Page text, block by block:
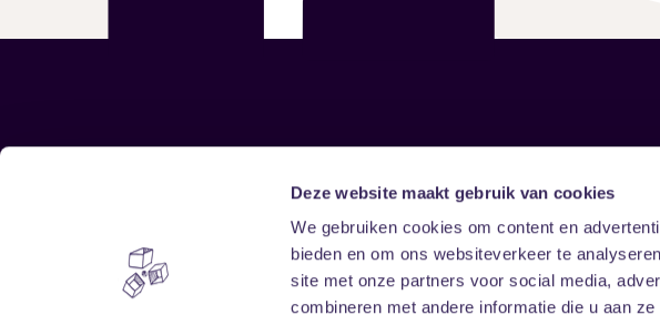
Deze website maakt gebruik van cookies
We gebruiken cookies om content en
bieden en om ons websiteverkeer te
site met onze partners voor social media,
combineren met andere informatie die u aan
Home
Vrijwilligers
Verhuur
Disclaimer
Toegankelijkheid
Privacy & cookies
Follow